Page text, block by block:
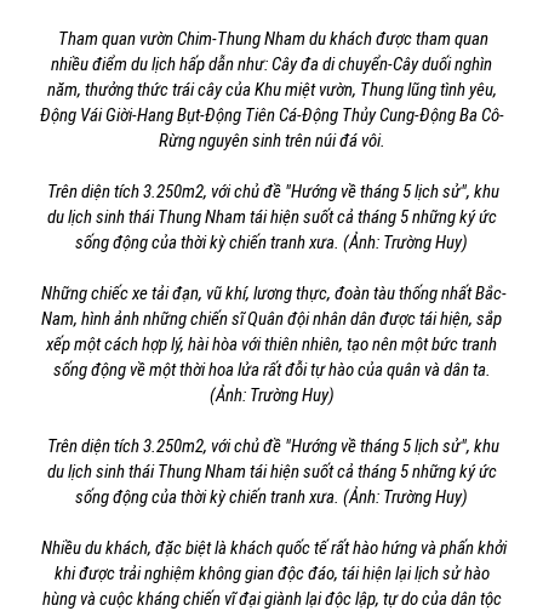
Tham quan vườn Chim-Thung Nham du khách được tham quan
nhiều điểm du lịch hấp dẫn như: Cây đa di chuyển-Cây duối nghìn
năm, thưởng thức trái cây của Khu miệt vườn, Thung lũng tình yêu,
Động Vái Giời-Hang Bụt-Động Tiên Cá-Động Thủy Cung-Động Ba Cô-
Rừng nguyên sinh trên núi đá vôi.
Trên diện tích 3.250m2, với chủ đề "Hướng về tháng 5 lịch sử", khu
du lịch sinh thái Thung Nham tái hiện suốt cả tháng 5 những ký ức
sống động của thời kỳ chiến tranh xưa. (Ảnh: Trường Huy)
Những chiếc xe tải đạn, vũ khí, lương thực, đoàn tàu thống nhất Bắc-
Nam, hình ảnh những chiến sĩ Quân đội nhân dân được tái hiện, sắp
xếp một cách hợp lý, hài hòa với thiên nhiên, tạo nên một bức tranh
sống động về một thời hoa lửa rất đỗi tự hào của quân và dân ta.
(Ảnh: Trường Huy)
Trên diện tích 3.250m2, với chủ đề "Hướng về tháng 5 lịch sử", khu
du lịch sinh thái Thung Nham tái hiện suốt cả tháng 5 những ký ức
sống động của thời kỳ chiến tranh xưa. (Ảnh: Trường Huy)
Nhiều du khách, đặc biệt là khách quốc tế rất hào hứng và phấn khởi
khi được trải nghiệm không gian độc đáo, tái hiện lại lịch sử hào
hùng và cuộc kháng chiến vĩ đại giành lại độc lập, tự do của dân tộc